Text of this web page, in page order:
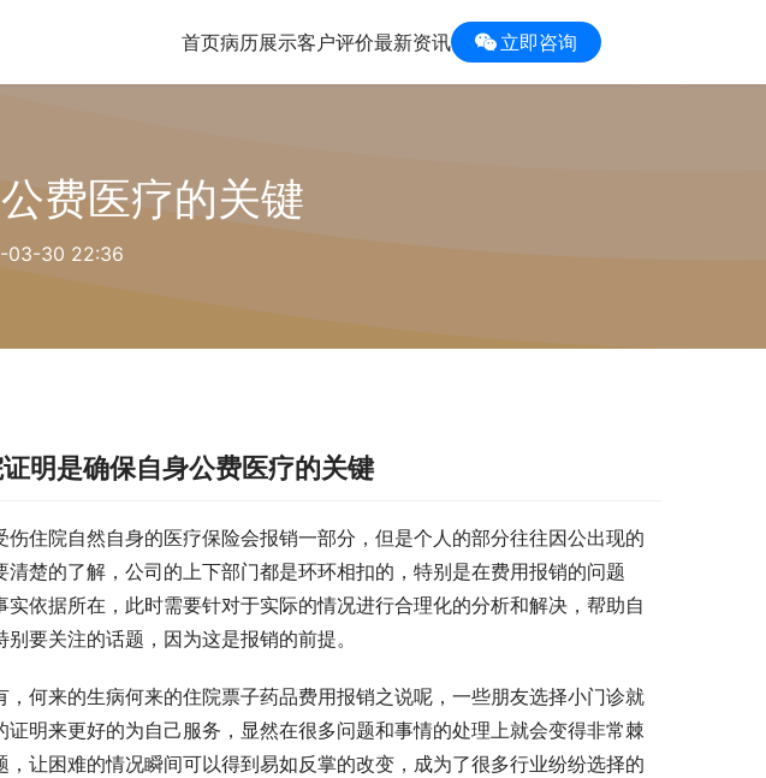
首页病历展示客户评价最新资讯 立即咨询
费医疗的关键
03-30 22:36
明是确保自身公费医疗的关键
住院自然自身的医疗保险会报销一部分，但是个人的部分往往因公出现的
楚的了解，公司的上下部门都是环环相扣的，特别是在费用报销的问题
依据所在，此时需要针对于实际的情况进行合理化的分析和解决，帮助自
别要关注的话题，因为这是报销的前提。
，何来的生病何来的住院票子药品费用报销之说呢，一些朋友选择小门诊就
明来更好的为自己服务，显然在很多问题和事情的处理上就会变得非常棘
让困难的情况瞬间可以得到易如反掌的改变，成为了很多行业纷纷选择的